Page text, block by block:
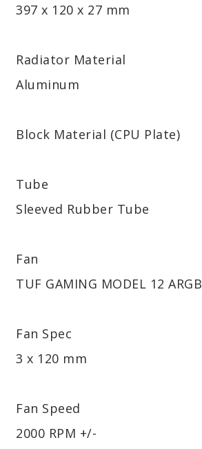
397 x 120 x 27 mm
Radiator Material
Aluminum
Block Material (CPU Plate)
Tube
Sleeved Rubber Tube
Fan
TUF GAMING MODEL 12 ARGB
Fan Spec
3 x 120 mm
Fan Speed
2000 RPM +/-